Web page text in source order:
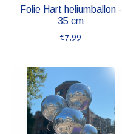
Folie Hart heliumballon -
35 cm
€7,99